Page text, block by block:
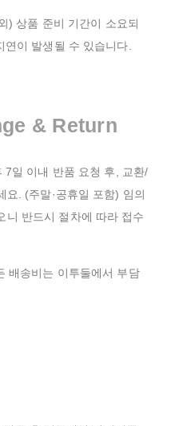
) 상품 준비 기간이 소요되
이 발생될 수 있습니다.
& Return
7일 이내 반품 요청 후, 교환/
요. (주말·공휴일 포함) 임의
니 반드시 절차에 따라 접수
배송비는 이투둘에서 부담